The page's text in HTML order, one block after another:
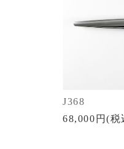
J368
68,000円(税